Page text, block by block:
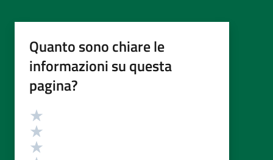
Quanto sono chiare le
informazioni su questa
pagina?
Valutazione